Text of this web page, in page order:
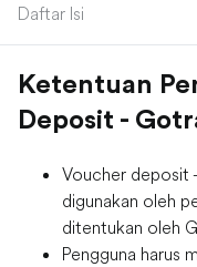
Daftar Isi
Ketentuan
Deposit -
Voucher deposit
digunakan oleh
ditentukan oleh
Pengguna harus